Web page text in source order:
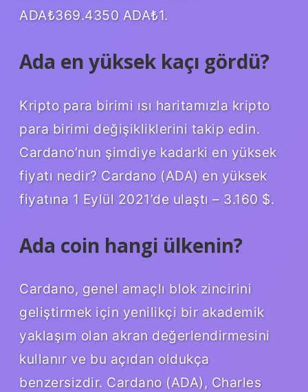
ADA₺369.4350 ADA₺1.
Ada en yüksek kaçı gördü?
Kripto para birimi ısı haritamızla kripto
para birimi değişikliklerini takip edin.
Cardano’nun şimdiye kadarki en yüksek
fiyatı nedir? Cardano (ADA) en yüksek
fiyatına 1 Eylül 2021’de ulaştı – 3.160 $.
Ada coin hangi ülkenin?
Cardano, genel amaçlı blok zincirini
geliştirmek için yenilikçi bir akademik
yaklaşım olan akran değerlendirmesini
kullanır ve bu açıdan oldukça
benzersizdir. Cardano (ADA), Charles